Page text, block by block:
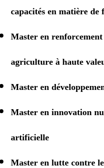
capacités en matière de
Master en renforcement
agriculture à haute
Master en
Master en innovation
artificielle
Master en lutte contre